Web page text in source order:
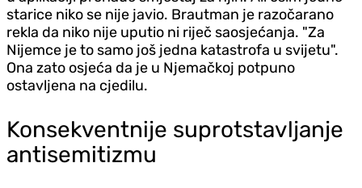
starice niko se nije javio. Brautman je razočarano
rekla da niko nije uputio ni riječ saosjećanja. "Za
Nijemce je to samo još jedna katastrofa u svijetu".
Ona zato osjeća da je u Njemačkoj potpuno
ostavljena na cjedilu.
Konsekventnije suprotstavljanje
antisemitizmu